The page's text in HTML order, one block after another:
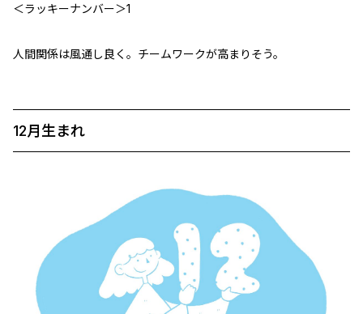
＜ラッキーナンバー＞1
人間関係は風通し良く。チームワークが高まりそう。
12月生まれ